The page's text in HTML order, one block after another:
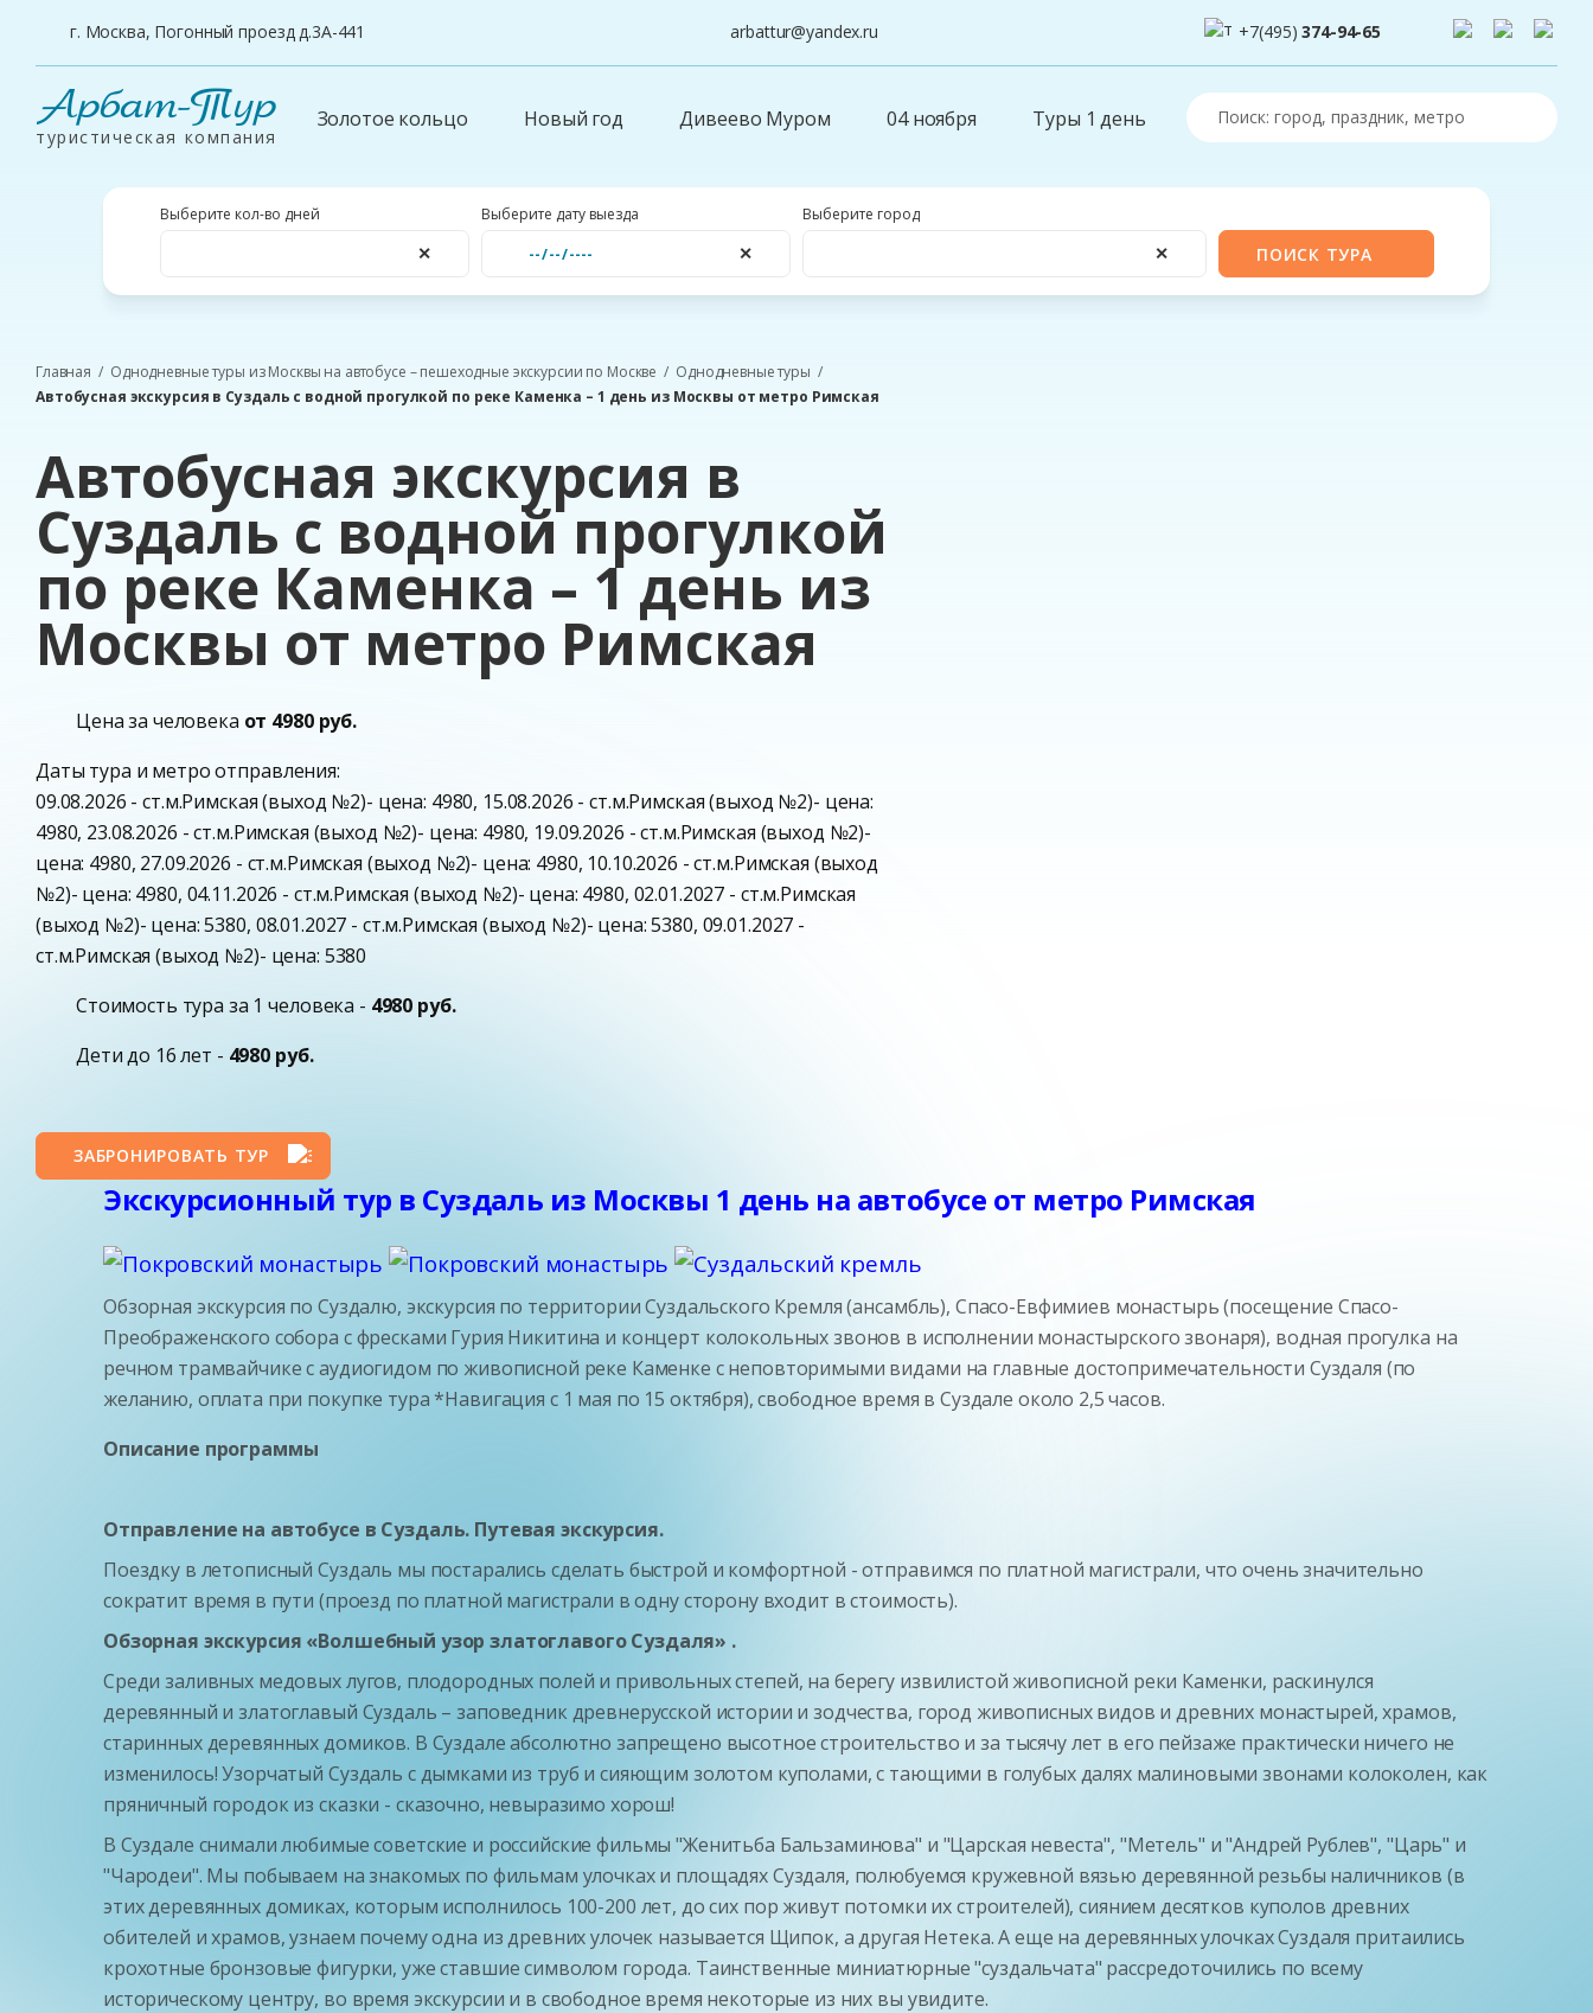
г. Москва, Погонный проезд д.3А-441 +7(495)374-94-65
arbattur@yandex.ru
Арбат-Тур
туристическая компания
Золотое кольцо Новый год Дивеево Муром 04 ноября Туры 1 день
Выберите кол-во дней
✕
Выберите дату выезда
✕
Выберите город
✕ ПОИСК ТУРА
Главная Однодневные туры из Москвы на автобусе – пешеходные экскурсии по Москве
Однодневные туры
Автобусная экскурсия в Суздаль с водной прогулкой по реке Каменка – 1 день из Москвы от метро Римская
Автобусная экскурсия в
Суздаль с водной прогулкой
по реке Каменка – 1 день из
Москвы от метро Римская
Цена за человека от 4980 руб.
Даты тура и метро отправления:
09.08.2026 - ст.м.Римская (выход №2)- цена: 4980, 15.08.2026 - ст.м.Римская (выход №2)- цена:
4980, 23.08.2026 - ст.м.Римская (выход №2)- цена: 4980, 19.09.2026 - ст.м.Римская (выход №2)-
цена: 4980, 27.09.2026 - ст.м.Римская (выход №2)- цена: 4980, 10.10.2026 - ст.м.Римская (выход
№2)- цена: 4980, 04.11.2026 - ст.м.Римская (выход №2)- цена: 4980, 02.01.2027 - ст.м.Римская
(выход №2)- цена: 5380, 08.01.2027 - ст.м.Римская (выход №2)- цена: 5380, 09.01.2027 -
ст.м.Римская (выход №2)- цена: 5380
Стоимость тура за 1 человека - 4980 руб.
Дети до 16 лет - 4980 руб.
ЗАБРОНИРОВАТЬ ТУР
Экскурсионный тур в Суздаль из Москвы 1 день на автобусе от метро Римская
Обзорная экскурсия по Суздалю, экскурсия по территории Суздальского Кремля (ансамбль), Спасо-Евфимиев монастырь (посещение Спасо-
Преображенского собора с фресками Гурия Никитина и концерт колокольных звонов в исполнении монастырского звонаря), водная прогулка на
речном трамвайчике с аудиогидом по живописной реке Каменке с неповторимыми видами на главные достопримечательности Суздаля (по
желанию, оплата при покупке тура *Навигация с 1 мая по 15 октября), свободное время в Суздале около 2,5 часов.
Описание программы
Отправление на автобусе в Суздаль. Путевая экскурсия.
Поездку в летописный Суздаль мы постарались сделать быстрой и комфортной - отправимся по платной магистрали, что очень значительно
сократит время в пути (проезд по платной магистрали в одну сторону входит в стоимость).
Обзорная экскурсия «Волшебный узор златоглавого Суздаля» .
Среди заливных медовых лугов, плодородных полей и привольных степей, на берегу извилистой живописной реки Каменки, раскинулся
деревянный и златоглавый Суздаль – заповедник древнерусской истории и зодчества, город живописных видов и древних монастырей, храмов,
старинных деревянных домиков. В Суздале абсолютно запрещено высотное строительство и за тысячу лет в его пейзаже практически ничего не
изменилось! Узорчатый Суздаль с дымками из труб и сияющим золотом куполами, с тающими в голубых далях малиновыми звонами колоколен, как
пряничный городок из сказки - сказочно, невыразимо хорош!
В Суздале снимали любимые советские и российские фильмы "Женитьба Бальзаминова" и "Царская невеста", "Метель" и "Андрей Рублев", "Царь" и
"Чародеи". Мы побываем на знакомых по фильмам улочках и площадях Суздаля, полюбуемся кружевной вязью деревянной резьбы наличников (в
этих деревянных домиках, которым исполнилось 100-200 лет, до сих пор живут потомки их строителей), сиянием десятков куполов древних
обителей и храмов, узнаем почему одна из древних улочек называется Щипок, а другая Нетека. А еще на деревянных улочках Суздаля притаились
крохотные бронзовые фигурки, уже ставшие символом города. Таинственные миниатюрные "суздальчата" рассредоточились по всему
историческому центру, во время экскурсии и в свободное время некоторые из них вы увидите.